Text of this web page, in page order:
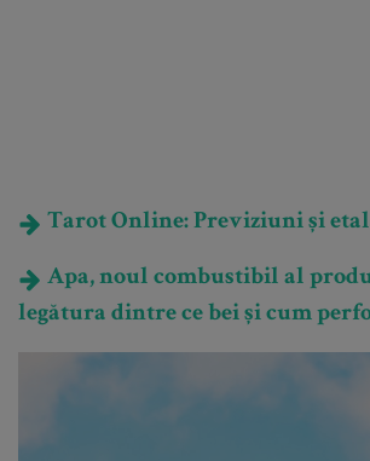
Tarot Online: Previziuni și
Apa, noul combustibil al
legătura dintre ce bei și cum